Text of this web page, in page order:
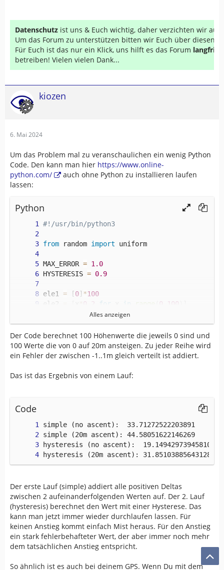
Datenschutz ist uns & Euch wichtig, daher verzichten wir auf
Um das Forum zu unterstützen bitten wir Euch über diesen
Für Euch ist das nur ein Klick, uns hilft es das Forum
betreiben! Vielen vielen Dank...
kiozen
6. Mai 2024
Um das Problem mal zu veranschaulichen ein wenig Python
Code. Den kann man hier https://www.online-
python.com/
auch ohne Python zu installieren laufen
lassen:
Python
#!/usr/bin/python3
from random import uniform
MAX_ERROR = 1.0
HYSTERESIS = 0.9
ele1 = [0] *100
ele2
0.2 for in range 0 100
uniform(-MAX_ERROR
def simple_asc(ele, error) :
    asc
=
0
    last
= 0
        h
+= e
def hyst_asc (ele, error :
    asc
=
    last
=
0
for h, e in zip(ele, error):
if h - last > HYSTERESIS:
            asc
+= h - last
            last
= h
elif last - h > HYSTERESIS
:
            last
= h
return asc
Alles anzeigen
Der Code berechnet 100 Höhenwerte die jeweils 0 sind und
100 Werte die von 0 auf 20m ansteigen. Zu jeder Reihe wird
ein Fehler der zwischen -1..1m gleich verteilt ist addiert.
Das ist das Ergebnis von einem Lauf:
Code
hysteresis (20m ascent): 31.851038856431288
Der erste Lauf (simple) addiert alle positiven Deltas
zwischen 2 aufeinanderfolgenden Werten auf. Der 2. Lauf
(hysteresis) berechnet den Wert mit einer Hysterese. Das
kann man jetzt immer wieder durchlaufen lassen. Für
keinen Anstieg kommt einfach Mist heraus. Für den Anstieg
ein stark fehlerbehafteter Wert, der aber immer noch mehr
dem tatsächlichen Anstieg entspricht.
So ähnlich ist es auch bei deinem GPS. Wenn Du mit dem